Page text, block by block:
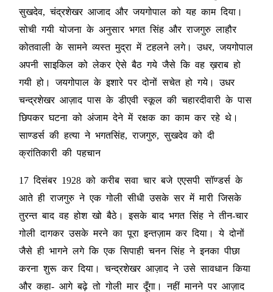
सुखदेव, चंद्रशेखर आजाद और जयगोपाल को यह काम दिया।
सोची गयी योजना के अनुसार भगत सिंह और राजगुरु लाहौर
कोतवाली के सामने व्यस्त मुद्रा में टहलने लगे। उधर, जयगोपाल
अपनी साइकिल को लेकर ऐसे बैठ गये जैसे कि वह ख़राब हो
गयी हो। जयगोपाल के इशारे पर दोनों सचेत हो गये। उधर
चन्द्रशेखर आज़ाद पास के डीएवी स्कूल की चहारदीवारी के पास
छिपकर घटना को अंजाम देने में रक्षक का काम कर रहे थे।
साण्डर्स की हत्या ने भगतसिंह, राजगुरु, सुखदेव को दी
क्रांतिकारी की पहचान
17 दिसंबर 1928 को करीब सवा चार बजे एएसपी सॉण्डर्स के
आते ही राजगुरु ने एक गोली सीधी उसके सर में मारी जिसके
तुरन्त बाद वह होश खो बैठे। इसके बाद भगत सिंह ने तीन-चार
गोली दागकर उसके मरने का पूरा इन्तज़ाम कर दिया। ये दोनों
जैसे ही भागने लगे कि एक सिपाही चनन सिंह ने इनका पीछा
करना शुरू कर दिया। चन्द्रशेखर आज़ाद ने उसे सावधान किया
और कहा- आगे बढ़े तो गोली मार दूँगा। नहीं मानने पर आज़ाद